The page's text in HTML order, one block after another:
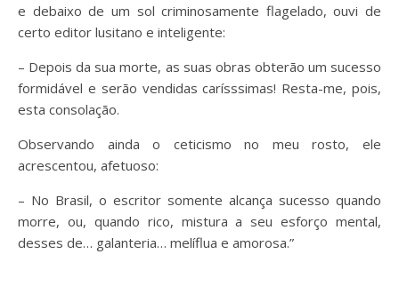
e debaixo de um sol criminosamente flagelado, ouvi de
certo editor lusitano e inteligente:
– Depois da sua morte, as suas obras obterão um sucesso
formidável e serão vendidas carísssimas! Resta-me, pois,
esta consolação.
Observando ainda o ceticismo no meu rosto, ele
acrescentou, afetuoso:
– No Brasil, o escritor somente alcança sucesso quando
morre, ou, quando rico, mistura a seu esforço mental,
desses de… galanteria… melíflua e amorosa.”